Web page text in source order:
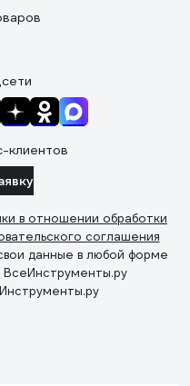
клиентов
в отношении обработки
соглашения
данные в любой форме
ВсеИнструменты.ру